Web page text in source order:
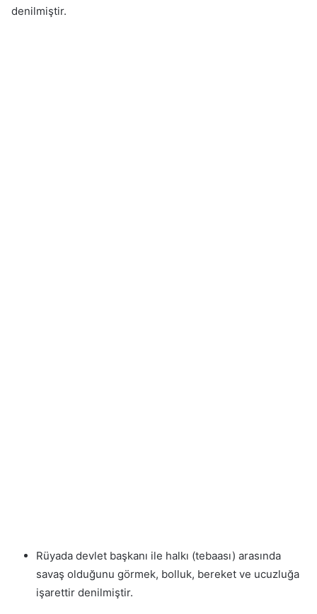
denilmiştir.
Rüyada devlet başkanı ile halkı (tebaası) arasında
savaş olduğunu görmek, bolluk, bereket ve ucuzluğa
işarettir denilmiştir.